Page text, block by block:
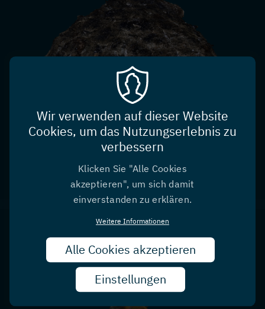
Seewalchen I
Pflanzenreste
Oberösterreichische Landes-Kultur GmbH
Wir verwenden auf dieser Website
Cookies, um das Nutzungserlebnis zu
verbessern
Klicken Sie "Alle Cookies
akzeptieren", um sich damit
einverstanden zu erklären.
Weitere Informationen
Alle Cookies akzeptieren
Einstellungen